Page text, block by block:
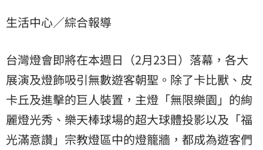
生活中心／綜合報導
台灣燈會即將在本週日（2月23日）落幕，各大
展演及燈飾吸引無數遊客朝聖。除了卡比獸、皮
卡丘及進擊的巨人裝置，主燈「無限樂園」的絢
麗燈光秀、樂天棒球場的超大球體投影以及「福
光滿意讚」宗教燈區中的燈籠牆，都成為遊客們